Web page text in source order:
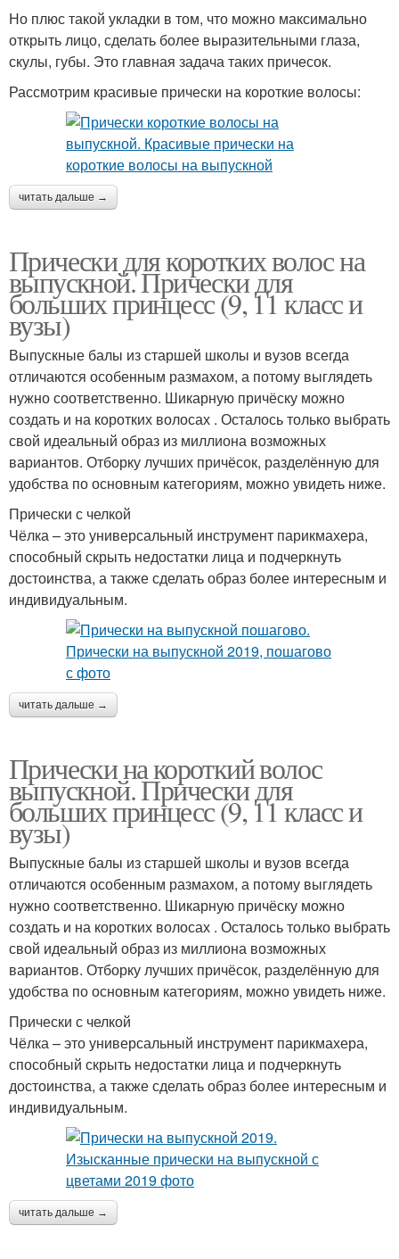
Но плюс такой укладки в том, что можно максимально
открыть лицо, сделать более выразительными глаза,
скулы, губы. Это главная задача таких причесок.
Рассмотрим красивые прически на короткие волосы:
читать дальше →
Прически для коротких волос на
выпускной. Прически для
больших принцесс (9, 11 класс и
вузы)
Выпускные балы из старшей школы и вузов всегда
отличаются особенным размахом, а потому выглядеть
нужно соответственно. Шикарную причёску можно
создать и на коротких волосах . Осталось только выбрать
свой идеальный образ из миллиона возможных
вариантов. Отборку лучших причёсок, разделённую для
удобства по основным категориям, можно увидеть ниже.
Прически с челкой
Чёлка – это универсальный инструмент парикмахера,
способный скрыть недостатки лица и подчеркнуть
достоинства, а также сделать образ более интересным и
индивидуальным.
читать дальше →
Прически на короткий волос
выпускной. Прически для
больших принцесс (9, 11 класс и
вузы)
Выпускные балы из старшей школы и вузов всегда
отличаются особенным размахом, а потому выглядеть
нужно соответственно. Шикарную причёску можно
создать и на коротких волосах . Осталось только выбрать
свой идеальный образ из миллиона возможных
вариантов. Отборку лучших причёсок, разделённую для
удобства по основным категориям, можно увидеть ниже.
Прически с челкой
Чёлка – это универсальный инструмент парикмахера,
способный скрыть недостатки лица и подчеркнуть
достоинства, а также сделать образ более интересным и
индивидуальным.
читать дальше →